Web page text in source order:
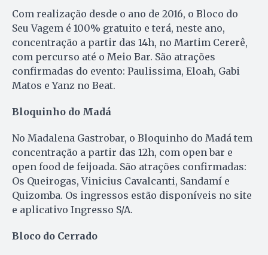
Com realização desde o ano de 2016, o Bloco do
Seu Vagem é 100% gratuito e terá, neste ano,
concentração a partir das 14h, no Martim Cererê,
com percurso até o Meio Bar. São atrações
confirmadas do evento: Paulissima, Eloah, Gabi
Matos e Yanz no Beat.
Bloquinho do Madá
No Madalena Gastrobar, o Bloquinho do Madá tem
concentração a partir das 12h, com open bar e
open food de feijoada. São atrações confirmadas:
Os Queirogas, Vinicius Cavalcanti, Sandamí e
Quizomba. Os ingressos estão disponíveis no site
e aplicativo Ingresso S/A.
Bloco do Cerrado